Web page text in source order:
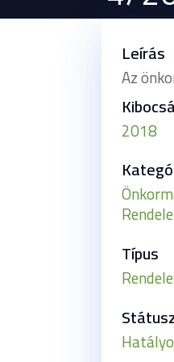
Leírás
Az
2018
Típus